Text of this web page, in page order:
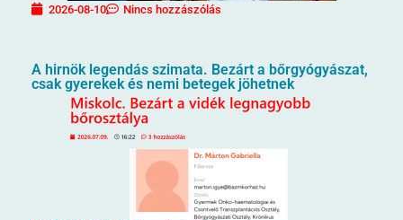
2026-08-10 Nincs hozzászólás
A hirnök legendás szimata. Bezárt a bőrgyógyászat,
csak gyerekek és nemi betegek jöhetnek